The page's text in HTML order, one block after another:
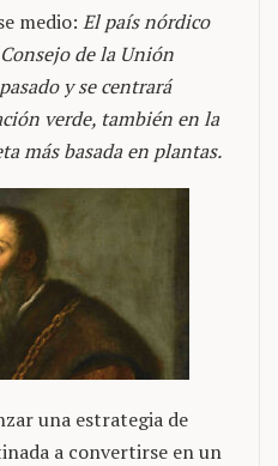
medio: El país nórdico
de la Unión
y se centrará
verde, también en la
más basada en plantas.
una estrategia de
a convertirse en un